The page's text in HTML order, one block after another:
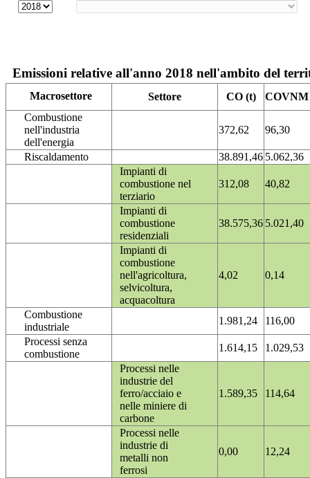
Emissioni relative all'anno 2018 nell'ambito del
Macrosettore Settore CO (t)
COVNM
Combustione
nell'industria
dell'energia
372,62 96,30
Riscaldamento 38.891,46 5.062,36
Impianti di
combustione nel
terziario
312,08 40,82
Impianti di
combustione
residenziali
38.575,36 5.021,40
Impianti di
combustione
nell'agricoltura,
selvicoltura,
acquacoltura
4,02 0,14
Combustione
industriale
1.981,24
116,00
Processi senza
combustione
1.614,15
1.029,53
Processi nelle
industrie del
ferro/acciaio e
nelle miniere di
carbone
1.589,35 114,64
Processi nelle
industrie di
metalli non
ferrosi
0,00 12,24